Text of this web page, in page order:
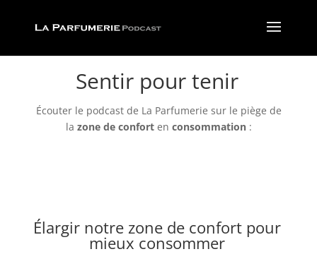
Sentir pour tenir
Écouter le podcast de La Parfumerie sur le piège de
la zone de confort en consommation :
Élargir notre zone de confort pour
mieux consommer